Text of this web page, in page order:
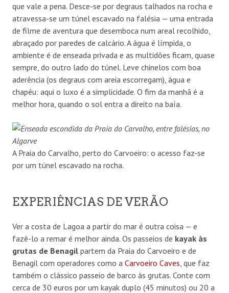
que vale a pena. Desce-se por degraus talhados na rocha e
atravessa-se um túnel escavado na falésia — uma entrada
de filme de aventura que desemboca num areal recolhido,
abraçado por paredes de calcário. A água é límpida, o
ambiente é de enseada privada e as multidões ficam, quase
sempre, do outro lado do túnel. Leve chinelos com boa
aderência (os degraus com areia escorregam), água e
chapéu: aqui o luxo é a simplicidade. O fim da manhã é a
melhor hora, quando o sol entra a direito na baía.
A Praia do Carvalho, perto do Carvoeiro: o acesso faz-se
por um túnel escavado na rocha.
EXPERIÊNCIAS DE VERÃO
Ver a costa de Lagoa a partir do mar é outra coisa — e
fazê-lo a remar é melhor ainda. Os passeios de kayak às
grutas de Benagil partem da Praia do Carvoeiro e de
Benagil com operadores como a Carvoeiro Caves , que faz
também o clássico passeio de barco às grutas. Conte com
cerca de 30 euros por um kayak duplo (45 minutos) ou 20 a